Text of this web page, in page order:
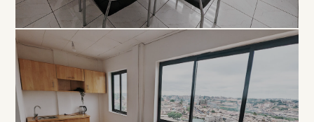
PROFESSIONNEL
Salle de
Réunion